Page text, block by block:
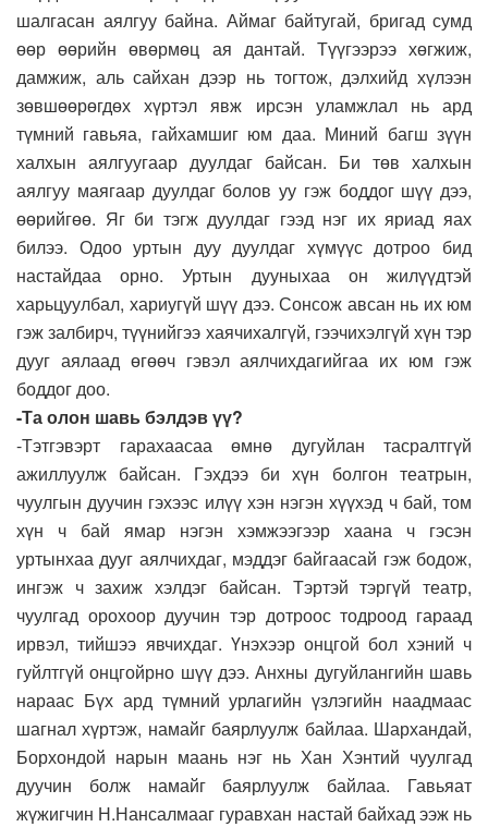
шалгасан аялгуу байна. Аймаг байтугай, бригад сумд
өөр өөрийн өвөрмөц ая дантай. Түүгээрээ хөгжиж,
дамжиж, аль сайхан дээр нь тогтож, дэлхийд хүлээн
зөвшөөрөгдөх хүртэл явж ирсэн уламжлал нь ард
түмний гавьяа, гайхамшиг юм даа. Миний багш зүүн
халхын аялгуугаар дуулдаг байсан. Би төв халхын
аялгуу маягаар дуулдаг болов уу гэж боддог шүү дээ,
өөрийгөө. Яг би тэгж дуулдаг гээд нэг их яриад яах
билээ. Одоо уртын дуу дуулдаг хүмүүс дотроо бид
настайдаа орно. Уртын дууныхаа он жилүүдтэй
харьцуулбал, хариугүй шүү дээ. Сонсож авсан нь их юм
гэж залбирч, түүнийгээ хаячихалгүй, гээчихэлгүй хүн тэр
дууг аялаад өгөөч гэвэл аялчихдагийгаа их юм гэж
боддог доо.
-Та олон шавь бэлдэв үү?
-Тэтгэвэрт гарахаасаа өмнө дугуйлан тасралтгүй
ажиллуулж байсан. Гэхдээ би хүн болгон театрын,
чуулгын дуучин гэхээс илүү хэн нэгэн хүүхэд ч бай, том
хүн ч бай ямар нэгэн хэмжээгээр хаана ч гэсэн
уртынхаа дууг аялчихдаг, мэддэг байгаасай гэж бодож,
ингэж ч захиж хэлдэг байсан. Тэртэй тэргүй театр,
чуулгад орохоор дуучин тэр дотроос тодроод гараад
ирвэл, тийшээ явчихдаг. Үнэхээр онцгой бол хэний ч
гуйлтгүй онцгойрно шүү дээ. Анхны дугуйлангийн шавь
нараас Бүх ард түмний урлагийн үзлэгийн наадмаас
шагнал хүртэж, намайг баярлуулж байлаа. Шархандай,
Борхондой нарын маань нэг нь Хан Хэнтий чуулгад
дуучин болж намайг баярлуулж байлаа. Гавьяат
жүжигчин Н.Нансалмааг гуравхан настай байхад ээж нь